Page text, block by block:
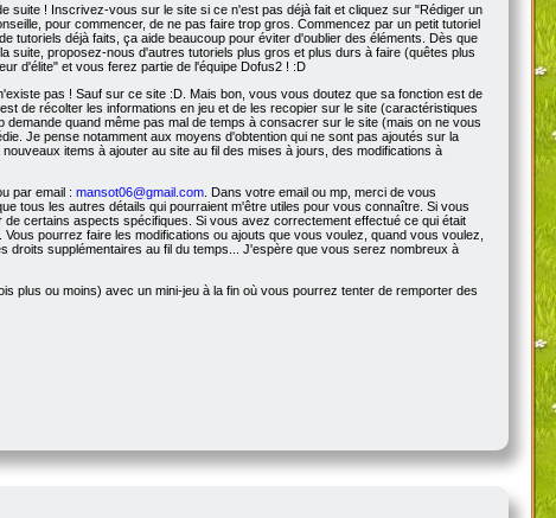
suite ! Inscrivez-vous sur le site si ce n'est pas déjà fait et cliquez sur "Rédiger un
pour commencer, de ne pas faire trop gros. Commencez par un petit tutoriel
tutoriels déjà faits, ça aide beaucoup pour éviter d'oublier des éléments. Dès que
suite, proposez-nous d'autres tutoriels plus gros et plus durs à faire (quêtes plus
d'élite" et vous ferez partie de l'équipe Dofus2 ! :D
pas ! Sauf sur ce site :D. Mais bon, vous vous doutez que sa fonction est de
de récolter les informations en jeu et de les recopier sur le site (caractéristiques
quand même pas mal de temps à consacrer sur le site (mais on ne vous
Je pense notamment aux moyens d'obtention qui ne sont pas ajoutés sur la
items à ajouter au site au fil des mises à jours, des modifications à
par email : mansot06@gmail.com . Dans votre email ou mp, merci de vous
tous les autres détails qui pourraient m'être utiles pour vous connaître. Si vous
certains aspects spécifiques. Si vous avez correctement effectué ce qui était
pourrez faire les modifications ou ajouts que vous voulez, quand vous voulez,
supplémentaires au fil du temps... J'espère que vous serez nombreux à
plus ou moins) avec un mini-jeu à la fin où vous pourrez tenter de remporter des